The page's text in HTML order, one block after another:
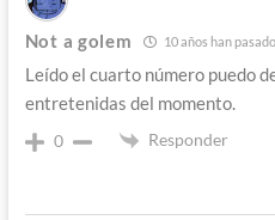
Not a golem 10 años han
Leído el cuarto número puedo
entretenidas del momento.
0 Responder